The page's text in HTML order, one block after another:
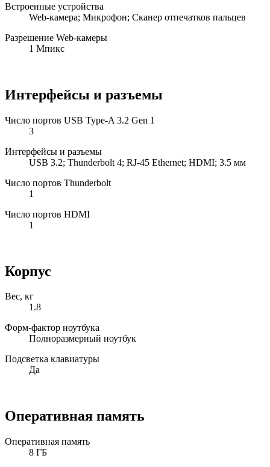
Встроенные устройства
Web-камера; Микрофон; Сканер отпечатков пальцев
Разрешение Web-камеры
1 Мпикс
Интерфейсы и разъемы
Число портов USB Type-A 3.2 Gen 1
3
Интерфейсы и разъемы
USB 3.2; Thunderbolt 4; RJ-45 Ethernet; HDMI; 3.5 мм
Число портов Thunderbolt
1
Число портов HDMI
1
Корпус
Вес, кг
1.8
Форм-фактор ноутбука
Полноразмерный ноутбук
Подсветка клавиатуры
Да
Оперативная память
Оперативная память
8 ГБ